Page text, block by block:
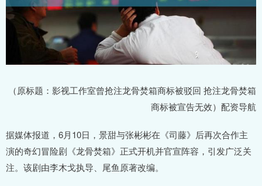
（原标题：影视工作室曾抢注龙骨焚箱商标被驳回 抢注龙骨焚箱
商标被宣告无效）配资导航
据媒体报道，6月10日，景甜与张彬彬在《司藤》后再次合作主
演的奇幻冒险剧《龙骨焚箱》正式开机并官宣阵容，引发广泛关
注。该剧由李木戈执导、尾鱼原著改编。